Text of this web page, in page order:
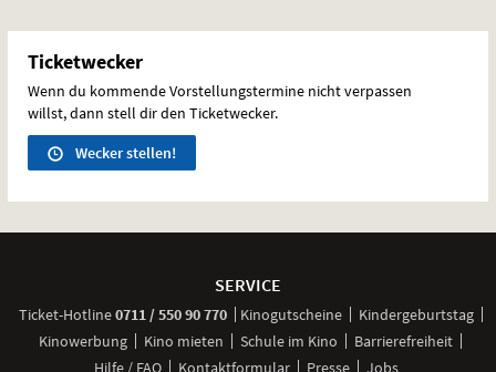
Ticketwecker
Wenn du kommende Vorstellungstermine nicht verpassen
willst, dann stell dir den Ticketwecker.
Wecker stellen!
SERVICE
Ticket-Hotline0711 / 550 90 770anrufen
Kinogutscheine
Kindergeburtstag
Kinowerbung
Kino mieten Schule im Kino
Barrierefreiheit
Hilfe / FAQ
Kontaktformular Presse Jobs